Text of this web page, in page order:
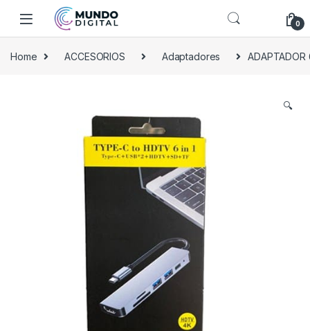
Skip to navigation
Skip to content
0
Home ACCESORIOS Adaptadores
🔍